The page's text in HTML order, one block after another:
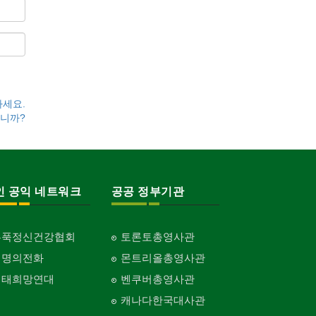
요.
까?
공익 네트워크
정신건강협회
의전화
희망연대
공공 정부기관
토론토총영사관
몬트리올총영사관
벤쿠버총영사관
캐나다한국대사관